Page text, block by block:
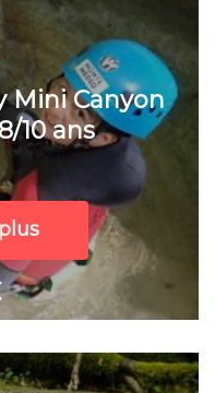
Mini Canyon
10 ans